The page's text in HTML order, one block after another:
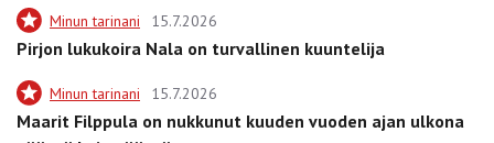
Minun tarinani 15.7.2026
Pirjon lukukoira Nala on turvallinen kuuntelija
Minun tarinani 15.7.2026
Maarit Filppula on nukkunut kuuden vuoden ajan ulkona